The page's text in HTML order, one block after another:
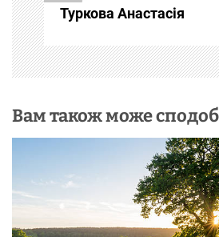
с
і
Туркова Анастасія
Вам також може